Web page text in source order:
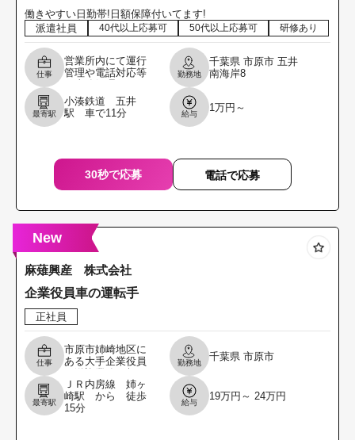
働きやすい日勤帯!日額保障付いてます!
派遣社員
40代以上応募可 50代以上応募可 研修あり
仕事
営業所内にて運行
管理や電話対応等
フ 仕事内容：運行
管理・請求書対
応・電話対応・車
勤務地
千葉県 市原市 五井
南海岸8
最寄駅
小湊鉄道 五井
駅 車で11分
給与
1万円～
30秒で応募 電話で応募
New
麻薙興産 株式会社
企業役員車の運転手
正社員
仕事
市原市姉崎地区に
ある大手企業役員
夕）です。その
他、月に１回程度
マイクロバスの運
勤務地
千葉県 市原市
最寄駅
ＪＲ内房線 姉ヶ
崎駅 から 徒歩
15分
給与
19万円～ 24万円